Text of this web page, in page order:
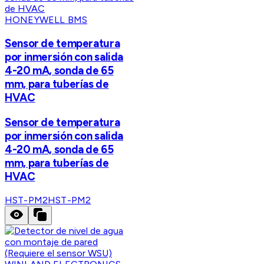
HONEYWELL BMS
Sensor de temperatura
por inmersión con salida
4-20 mA, sonda de 65
mm, para tuberías de
HVAC
Sensor de temperatura
por inmersión con salida
4-20 mA, sonda de 65
mm, para tuberías de
HVAC
HST-PM2HST-PM2